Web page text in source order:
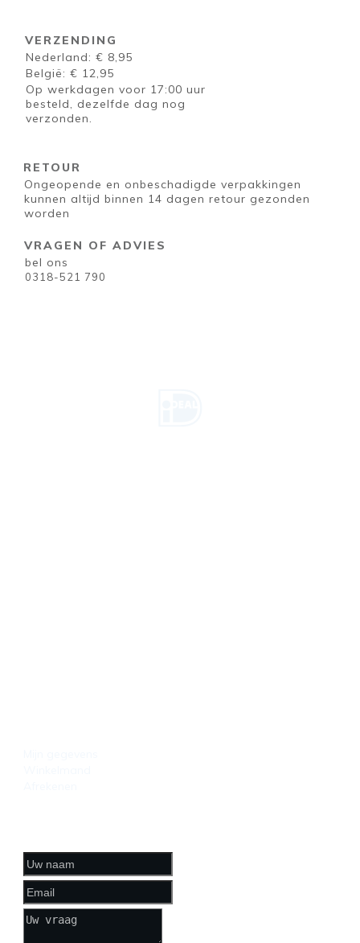
VERZENDING
Nederland: € 8,95
België: € 12,95
Op werkdagen voor 17:00 uur
besteld, dezelfde dag nog
verzonden.
RETOUR
Ongeopende en onbeschadigde verpakkingen
kunnen altijd binnen 14 dagen retour gezonden
worden
VRAGEN OF ADVIES
bel ons
0318-521 790